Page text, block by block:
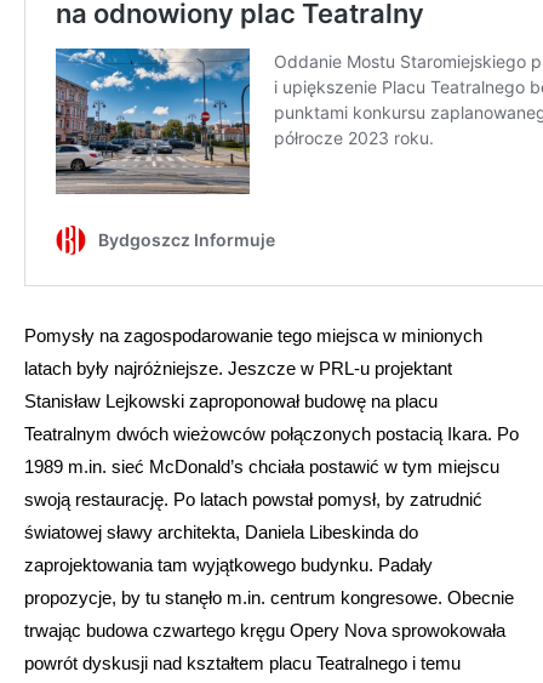
Pomysły na zagospodarowanie tego miejsca w minionych
latach były najróżniejsze. Jeszcze w PRL-u projektant
Stanisław Lejkowski zaproponował budowę na placu
Teatralnym dwóch wieżowców połączonych postacią Ikara. Po
1989 m.in. sieć McDonald’s chciała postawić w tym miejscu
swoją restaurację. Po latach powstał pomysł, by zatrudnić
światowej sławy architekta, Daniela Libeskinda do
zaprojektowania tam wyjątkowego budynku. Padały
propozycje, by tu stanęło m.in. centrum kongresowe. Obecnie
trwając budowa czwartego kręgu Opery Nova sprowokowała
powrót dyskusji nad kształtem placu Teatralnego i temu